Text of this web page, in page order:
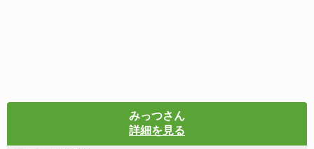
みっつさん
詳細を見る